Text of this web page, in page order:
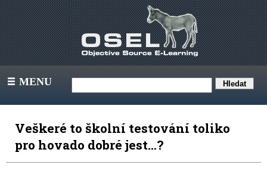
III MENU
Veškeré to školní testování toliko
pro hovado dobré jest…?